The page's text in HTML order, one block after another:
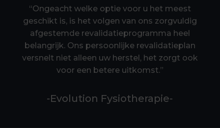
“Ongeacht welke optie voor u het meest
geschikt is, is het volgen van ons zorgvuldig
afgestemde revalidatieprogramma heel
belangrijk. Ons persoonlijke revalidatieplan
versnelt niet alleen uw herstel, het zorgt ook
voor een betere uitkomst.”
-Evolution Fysiotherapie-